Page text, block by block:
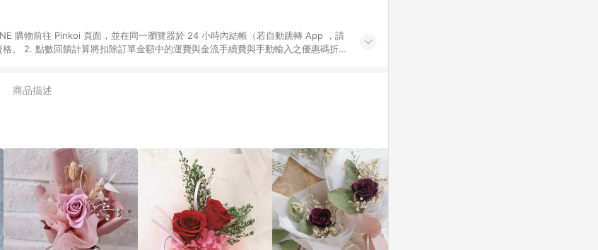
購物前往 Pinkoi 頁面，並在同一瀏覽器於 24 小時內結帳（若自動跳轉 App ，請
。 2. 點數回饋計算將扣除訂單金額中的運費與金流手續費與手動輸入之優惠碼折
請更新至Android v4.6.0 / iOS v4.1.5 以上才具贈點資格。 7. 點數將於出貨後 45 天
準。 11. 若於 LINE 購物前往 Pinkoi 頁面後才首次下載 Pinkoi APP 並完成訂單，不
商品描述